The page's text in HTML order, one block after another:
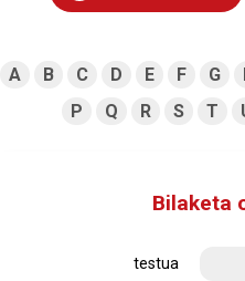
A B C D E F G
P
Q R S T
Bilaketa
testua